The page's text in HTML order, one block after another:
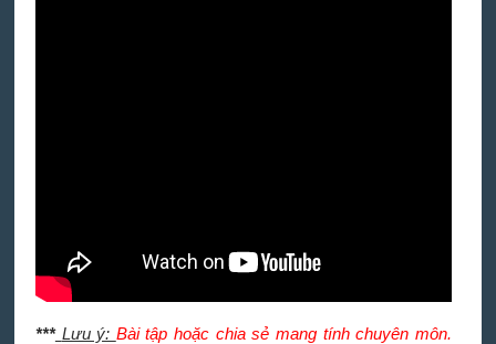
*** Lưu ý: Bài tập hoặc chia sẻ mang tính chuyên môn.